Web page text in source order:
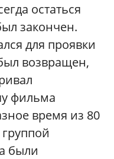
остаться
закончен.
для проявки
возвращен,
фильма
время из 80
были